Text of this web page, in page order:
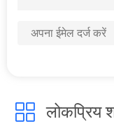
लोकप्रिय